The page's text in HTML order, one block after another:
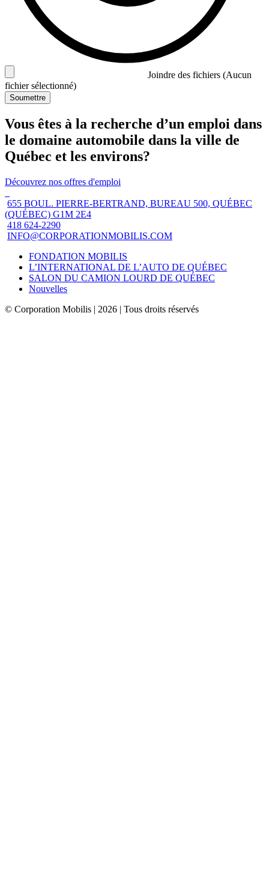
Joindre des fichiers (Aucun
fichier sélectionné)
Soumettre
Vous êtes à la recherche d’un emploi dans
le domaine automobile dans la ville de
Québec et les environs?
Découvrez nos offres d'emploi
655 BOUL. PIERRE-BERTRAND, BUREAU 500, QUÉBEC
(QUÉBEC) G1M 2E4
418 624-2290
INFO@CORPORATIONMOBILIS.COM
FONDATION MOBILIS
L’INTERNATIONAL DE L’AUTO DE QUÉBEC
SALON DU CAMION LOURD DE QUÉBEC
Nouvelles
© Corporation Mobilis | 2026 | Tous droits réservés